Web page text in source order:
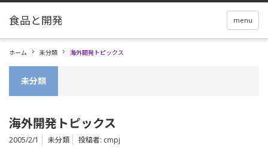
menu
ホーム 未分類 海外開発トピックス
未分類
海外開発トピックス
2005/2/1 未分類 投稿者: cmpj